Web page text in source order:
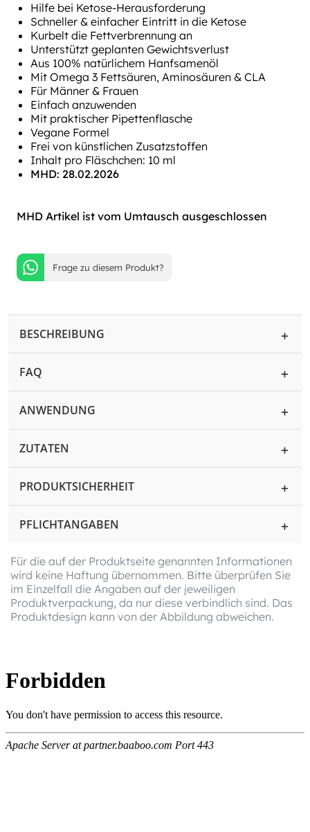
Hilfe bei Ketose-Herausforderung
Schneller & einfacher Eintritt in die Ketose
Kurbelt die Fettverbrennung an
Unterstützt geplanten Gewichtsverlust
Aus 100% natürlichem Hanfsamenöl
Mit Omega 3 Fettsäuren, Aminosäuren & CLA
Für Männer & Frauen
Einfach anzuwenden
Mit praktischer Pipettenflasche
Vegane Formel
Frei von künstlichen Zusatzstoffen
Inhalt pro Fläschchen: 10 ml
MHD: 28.02.2026
MHD Artikel ist vom Umtausch ausgeschlossen
Frage zu diesem Produkt?
BESCHREIBUNG
FAQ
ANWENDUNG
ZUTATEN
PRODUKTSICHERHEIT
PFLICHTANGABEN
Für die auf der Produktseite genannten Informationen
wird keine Haftung übernommen. Bitte überprüfen Sie
im Einzelfall die Angaben auf der jeweiligen
Produktverpackung, da nur diese verbindlich sind. Das
Produktdesign kann von der Abbildung abweichen.